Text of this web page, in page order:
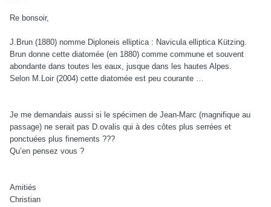
Re bonsoir,
J.Brun (1880) nomme Diploneis elliptica : Navicula elliptica Kützing.
Brun donne cette diatomée (en 1880) comme commune et souvent
abondante dans toutes les eaux, jusque dans les hautes Alpes.
Selon M.Loir (2004) cette diatomée est peu courante …
Je me demandais aussi si le spécimen de Jean-Marc (magnifique au
passage) ne serait pas D.ovalis qui à des côtes plus serrées et
ponctuées plus finements ???
Qu’en pensez vous ?
Amitiés
Christian